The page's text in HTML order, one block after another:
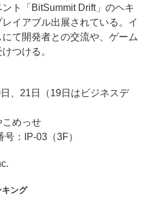
ト「BitSummit Drift」のヘキ
イアブル出展されている。イ
て開発者との交流や、ゲーム
つける。
、21日（19日はビジネスデ
めっせ
：IP-03（3F）
ング